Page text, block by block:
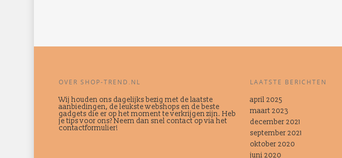
OVER SHOP-TREND.NL
Wij houden ons dagelijks bezig met de laatste
aanbiedingen, de leukste webshops en de beste
gadgets die er op het moment te verkrijgen zijn. Heb
je tips voor ons? Neem dan snel contact op via het
contactformulier!
LAATSTE BERICHTEN
april 2025
maart 2023
december 2021
september 2021
oktober 2020
juni 2020